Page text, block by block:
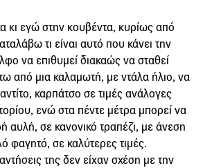
κι εγώ στην κουβέντα, κυρίως από
τι είναι αυτό που κάνει την
να επιθυμεί διακαώς να σταθεί
από μια καλαμωτή, με ντάλα ήλιο, να
καρπάτσο σε τιμές ανάλογες
ενώ στα πέντε μέτρα μπορεί να
αυλή, σε κανονικό τραπέζι, με άνεση
φαγητό, σε καλύτερες τιμές.
της δεν είχαν σχέση με την